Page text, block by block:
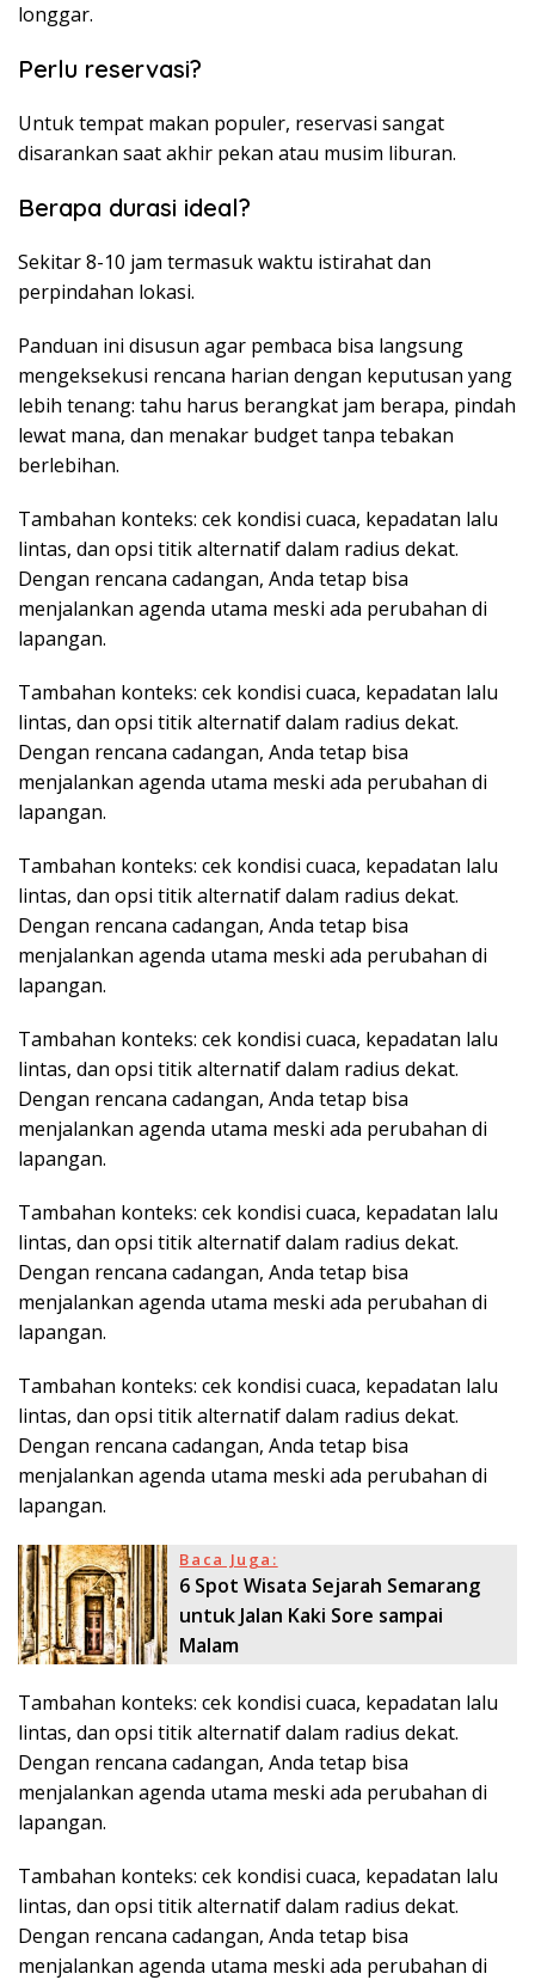
longgar.
Perlu reservasi?
Untuk tempat makan populer, reservasi sangat
disarankan saat akhir pekan atau musim liburan.
Berapa durasi ideal?
Sekitar 8-10 jam termasuk waktu istirahat dan
perpindahan lokasi.
Panduan ini disusun agar pembaca bisa langsung
mengeksekusi rencana harian dengan keputusan yang
lebih tenang: tahu harus berangkat jam berapa, pindah
lewat mana, dan menakar budget tanpa tebakan
berlebihan.
Tambahan konteks: cek kondisi cuaca, kepadatan lalu
lintas, dan opsi titik alternatif dalam radius dekat.
Dengan rencana cadangan, Anda tetap bisa
menjalankan agenda utama meski ada perubahan di
lapangan.
Tambahan konteks: cek kondisi cuaca, kepadatan lalu
lintas, dan opsi titik alternatif dalam radius dekat.
Dengan rencana cadangan, Anda tetap bisa
menjalankan agenda utama meski ada perubahan di
lapangan.
Tambahan konteks: cek kondisi cuaca, kepadatan lalu
lintas, dan opsi titik alternatif dalam radius dekat.
Dengan rencana cadangan, Anda tetap bisa
menjalankan agenda utama meski ada perubahan di
lapangan.
Tambahan konteks: cek kondisi cuaca, kepadatan lalu
lintas, dan opsi titik alternatif dalam radius dekat.
Dengan rencana cadangan, Anda tetap bisa
menjalankan agenda utama meski ada perubahan di
lapangan.
Tambahan konteks: cek kondisi cuaca, kepadatan lalu
lintas, dan opsi titik alternatif dalam radius dekat.
Dengan rencana cadangan, Anda tetap bisa
menjalankan agenda utama meski ada perubahan di
lapangan.
Tambahan konteks: cek kondisi cuaca, kepadatan lalu
lintas, dan opsi titik alternatif dalam radius dekat.
Dengan rencana cadangan, Anda tetap bisa
menjalankan agenda utama meski ada perubahan di
lapangan.
Baca Juga:
6 Spot Wisata Sejarah Semarang
untuk Jalan Kaki Sore sampai
Malam
Tambahan konteks: cek kondisi cuaca, kepadatan lalu
lintas, dan opsi titik alternatif dalam radius dekat.
Dengan rencana cadangan, Anda tetap bisa
menjalankan agenda utama meski ada perubahan di
lapangan.
Tambahan konteks: cek kondisi cuaca, kepadatan lalu
lintas, dan opsi titik alternatif dalam radius dekat.
Dengan rencana cadangan, Anda tetap bisa
menjalankan agenda utama meski ada perubahan di